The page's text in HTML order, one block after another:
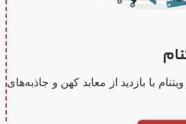
با بازدید از معابد کهن و جاذبه‌های